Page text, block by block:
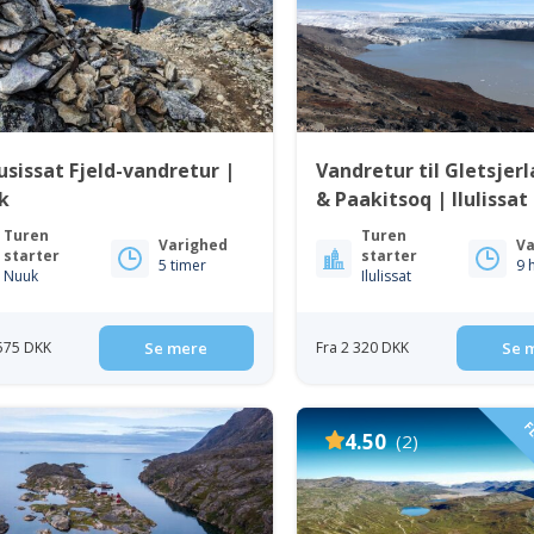
Fjeld-vandretur |
Turen
starter
Nuuk
Varighed
5 timer
DKK Se mere
Vandretur til
& Paakitsoq |
Diskobugten
Turen
starter
Ilulissat
9
Fra 2 320 DKK Se
4.50 (2)